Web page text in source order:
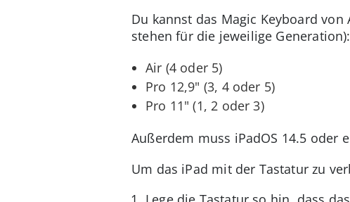
Du kannst das Magic Keyboard
stehen für die jeweilige Generation):
Air (4 oder 5)
Pro 12,9" (3, 4 oder 5)
Pro 11" (1, 2 oder 3)
Außerdem muss iPadOS 14.5 oder
Um das iPad mit der Tastatur zu